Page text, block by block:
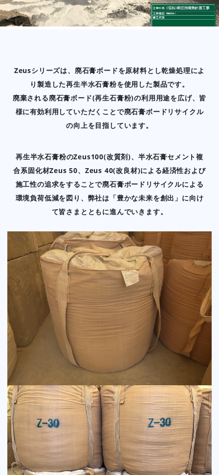
Zeusシリーズは、廃石膏ボードを原材料とし乾燥処理によ
り製造した再生半水石膏粉を使用した製品です。
廃棄される廃石膏ボード(再生石膏粉)の利用用途を広げ、皆
様に有効利用していただくことで廃石膏ボードリサイクル
の向上を目指しています。
再生半水石膏粉のZeus100(改質剤)、半水石膏セメント複
合系固化材Zeus 50、Zeus 40(改良材)による経済性および
施工性の追求をすることで廃石膏ボードリサイクルによる
環境負荷低減を図り、弊社は「豊かな未来を創出」に向け
て皆さまとともに進んでいきます。